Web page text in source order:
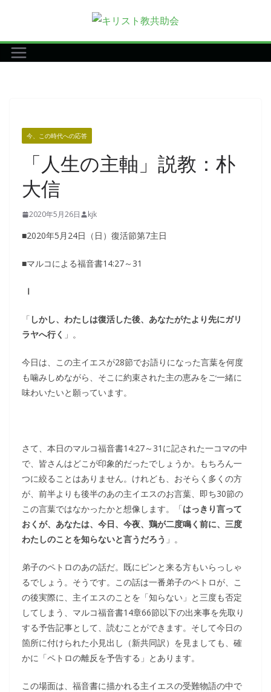
テ
ン
今、この時代への応答
「人生の主軸」説教：朴
大信
2020年5月26日 kjk
■2020年5月24日（日）復活節第7主日
■マルコによる福音書14:27～31
Ⅰ
「 しかし、わたしは復活した後、あなたがたより先にガリ
ラヤへ行く 」。
今日は、この主イエスが28節でお語りになった言葉を何度
も噛みしめながら、そこに約束された主の恵みをご一緒に
味わいたいと願っています。
さて、本日のマルコ福音書14:27～31に記された一コマの中
で、皆さんはどこが印象的だったでしょうか。もちろん一
つに絞ることはありません。けれども、おそらく多くの方
が、前半よりも後半のあの主イエスのお言葉、即ち30節の
この言葉ではなかったかと想像します。「はっきり言って
おくが、あなたは、今日、今夜、鶏が二度鳴く前に、三度
わたしのことを知らないと言うだろう 」。
弟子のペトロのあの話だ。既にピンと来る方もいらっしゃ
るでしょう。そうです。この話は一番弟子のペトロが、こ
の後実際に、主イエスのことを「知らない」と三度も否定
してしまう、マルコ福音書14章66節以下の出来事を先取り
する予告記事として、読むことができます。そして今日の
箇所に付けられた小見出し（新共同訳）を見ましても、確
かに「ペトロの離反を予告する」とあります。
この場面は、福音書に描かれる主イエスの受難物語の中で